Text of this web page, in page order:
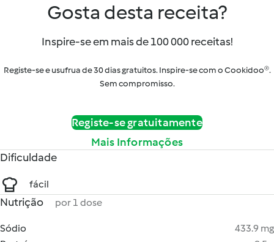
Gosta desta receita?
Inspire-se em mais de 100 000 receitas!
Registe-se e usufrua de 30 dias gratuitos. Inspire-se com o Cookidoo®.
Sem compromisso.
Registe-se gratuitamente
Mais Informações
Dificuldade
fácil
Nutrição por 1 dose
Sódio
433.9 mg